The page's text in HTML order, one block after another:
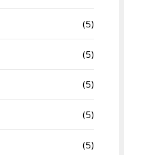
(5)
(5)
(5)
(5)
(5)